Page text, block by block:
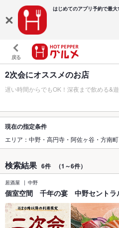
はじめてのアプリ予約で最大
戻る
2次会にオススメのお店
遅い時間からでもOK！深夜まで飲める&
現在の指定条件
エリア：中野・高円寺・阿佐ヶ谷・方南町
検索結果 6件 （1～6件）
居酒屋 中野
個室空間 千年の宴 中野セントラ